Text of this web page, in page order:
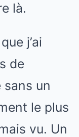
là.
j’ai
de
sans un
le plus
vu. Un